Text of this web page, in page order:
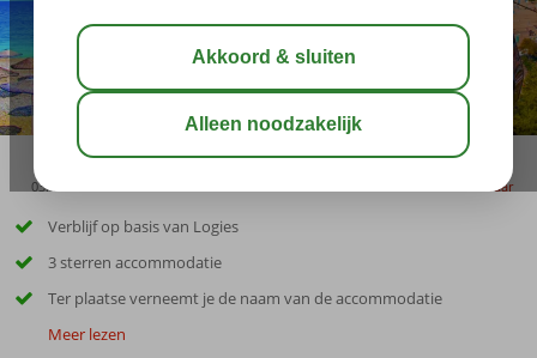
03:45 bewaar
Verblijf op basis van Logies
3 sterren accommodatie
Ter plaatse verneemt je de naam van de accommodatie
Meer lezen